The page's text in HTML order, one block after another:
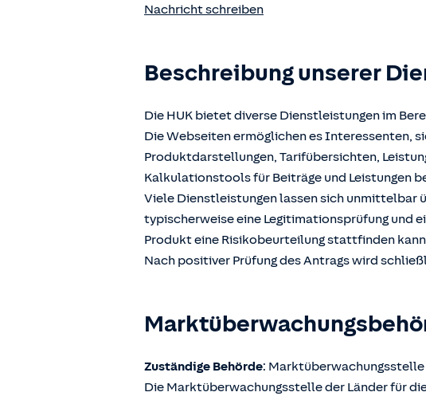
Nachricht schreiben
Beschreibung unserer
Die HUK bietet diverse Dienstleistungen im
Die Webseiten ermöglichen es Interessenten,
Produktdarstellungen, Tarifübersichten,
Kalkulationstools für Beiträge und Leistungen
Viele Dienstleistungen lassen sich unmittelbar
typischerweise eine Legitimationsprüfung und
Produkt eine Risikobeurteilung stattfinden
Nach positiver Prüfung des Antrags wird
Zuständige Behörde:
Die Marktüberwachungsstelle der Länder für